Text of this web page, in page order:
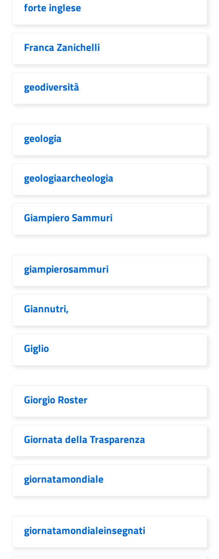
forte inglese
Franca Zanichelli
geodiversità
geologia
geologiaarcheologia
Giampiero Sammuri
giampierosammuri
Giannutri,
Giglio
Giorgio Roster
Giornata della Trasparenza
giornatamondiale
giornatamondialeinsegnati